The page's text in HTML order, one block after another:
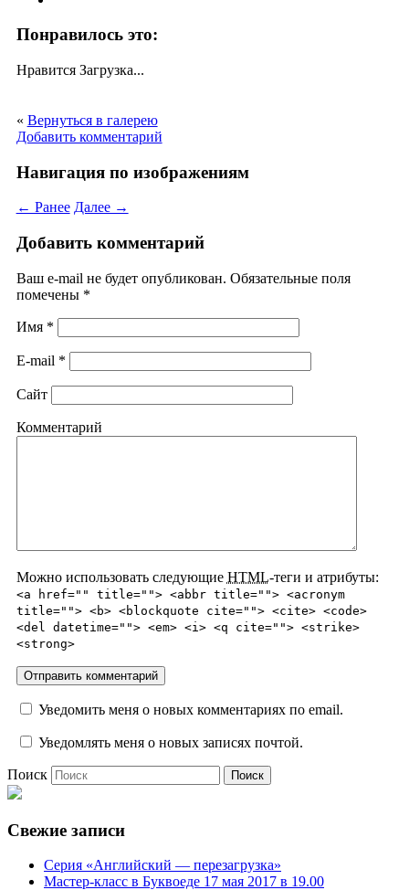
Понравилось это:
Нравится Загрузка...
« Вернуться в галерею
Добавить комментарий
Навигация по изображениям
← Ранее Далее →
Добавить комментарий
Ваш e-mail не будет опубликован. Обязательные поля
помечены *
Имя *
E-mail *
Сайт
Комментарий
Можно использовать следующие HTML-теги и атрибуты:
<a href="" title=""> <abbr title=""> <acronym
title=""> <b> <blockquote cite=""> <cite> <code>
<del datetime=""> <em> <i> <q cite=""> <strike>
<strong>
Уведомить меня о новых комментариях по email.
Уведомлять меня о новых записях почтой.
Поиск
Свежие записи
Серия «Английский — перезагрузка»
Мастер-класс в Буквоеде 17 мая 2017 в 19.00